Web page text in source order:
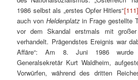
1986 selbst als „erstes Opfer Hitlers“[111]
auch von Heldenplatzin Frage gestellte
vor dem Skandal erstmals mit großer
verhandelt. Prägendstes Ereignis war
Affäre“: Am 8. Juni 1986 wurde
Generalsekretär Kurt Waldheim,
Vorwürfen, während des dritten